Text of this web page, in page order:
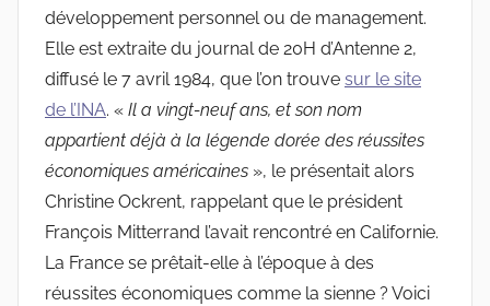
développement personnel ou de management.
Elle est extraite du journal de 20H d’Antenne 2,
diffusé le 7 avril 1984, que l’on trouve sur le site
de l’INA. « Il a vingt-neuf ans, et son nom
appartient déjà à la légende dorée des réussites
économiques américaines », le présentait alors
Christine Ockrent, rappelant que le président
François Mitterrand l’avait rencontré en Californie.
La France se prêtait-elle à l’époque à des
réussites économiques comme la sienne ? Voici